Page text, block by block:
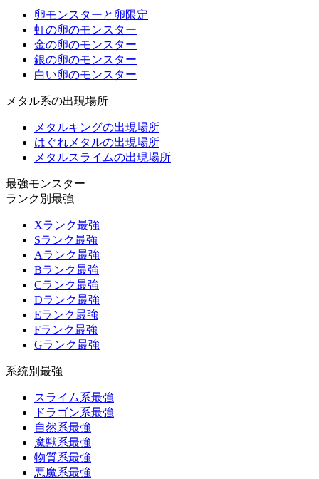
卵モンスターと卵限定
虹の卵のモンスター
金の卵のモンスター
銀の卵のモンスター
白い卵のモンスター
メタル系の出現場所
メタルキングの出現場所
はぐれメタルの出現場所
メタルスライムの出現場所
最強モンスター
ランク別最強
Xランク最強
Sランク最強
Aランク最強
Bランク最強
Cランク最強
Dランク最強
Eランク最強
Fランク最強
Gランク最強
系統別最強
スライム系最強
ドラゴン系最強
自然系最強
魔獣系最強
物質系最強
悪魔系最強